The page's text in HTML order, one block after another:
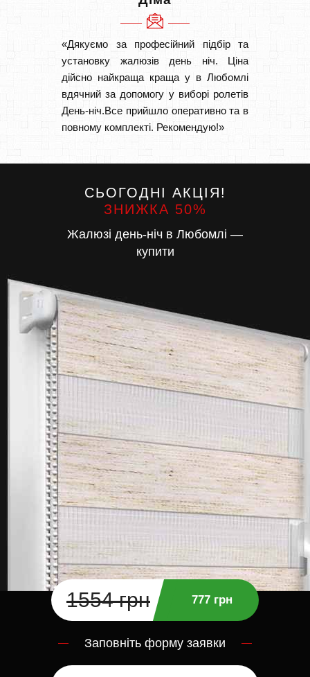
«Дякуємо за професійний підбір та
установку жалюзів день ніч. Ціна
дійсно найкраща краща у в Любомлі
вдячний за допомогу у виборі ролетів
День-ніч.Все прийшло оперативно та в
повному комплекті. Рекомендую!»
СЬОГОДНІ АКЦІЯ!
ЗНИЖКА 50%
Жалюзі день-ніч в Любомлі —
купити
1554 грн 777 грн
Заповніть форму заявки